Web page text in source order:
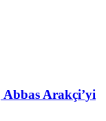
Abbas Arakçi’yi